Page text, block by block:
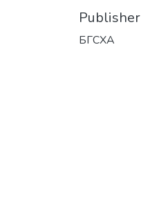
Publisher
БГСХА